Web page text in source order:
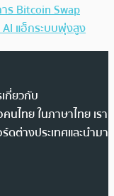
ร Bitcoin Swap
AI แฮ็กระบบพุ่งสูง
กี่ยวกับ
นไทย ในภาษาไทย เรา
ดต่างประเทศและนำมา